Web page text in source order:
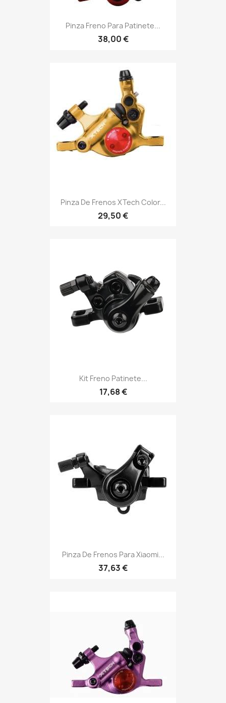
Pinza Freno Para Patinete...
38,00 €
Pinza De Frenos XTech Color...
29,50 €
Kit Freno Patinete...
17,68 €
Pinza De Frenos Para Xiaomi...
37,63 €